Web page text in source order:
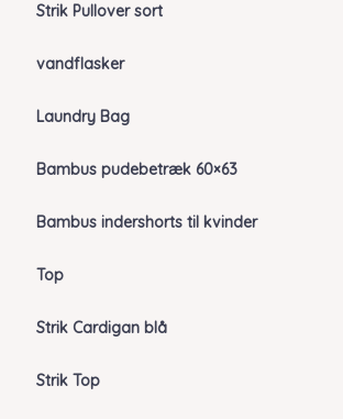
Strik Pullover sort
vandflasker
Laundry Bag
Bambus pudebetræk 60×63
Bambus indershorts til kvinder
Top
Strik Cardigan blå
Strik Top